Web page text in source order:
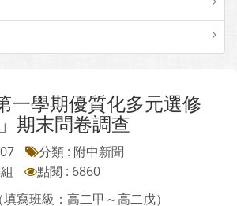
一學期優質化多元選修
期末問卷調查
分類 : 附中新聞
點閱 : 6860
寫班級：高二甲～高二戊）